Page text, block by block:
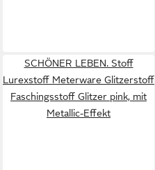
SCHÖNER LEBEN. Stoff
Lurexstoff Meterware Glitzerstoff
Faschingsstoff Glitzer pink, mit
Metallic-Effekt